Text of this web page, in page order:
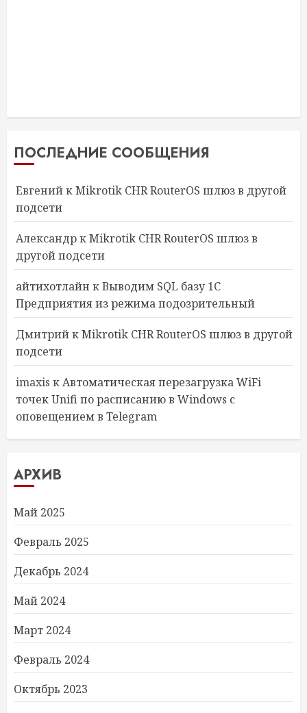
ПОСЛЕДНИЕ СООБЩЕНИЯ
ЕвгенийкMikrotik CHR RouterOS шлюз в другой
подсети
АлександркMikrotik CHR RouterOS шлюз в
другой подсети
айтихотлайн кВыводим SQL базу 1С
Предприятия из режима подозрительный
ДмитрийкMikrotik CHR RouterOS шлюз в другой
подсети
imaxis кАвтоматическая перезагрузка WiFi
точек Unifi по расписанию в Windows с
оповещением в Telegram
АРХИВ
Май 2025
Февраль 2025
Декабрь 2024
Май 2024
Март 2024
Февраль 2024
Октябрь 2023